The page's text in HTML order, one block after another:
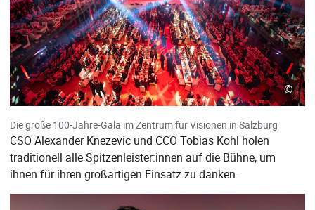
©
Die große 100-Jahre-Gala im Zentrum für Visionen in Salzburg
CSO Alexander Knezevic und CCO Tobias Kohl holen
traditionell alle Spitzenleister:innen auf die Bühne, um
ihnen für ihren großartigen Einsatz zu danken.